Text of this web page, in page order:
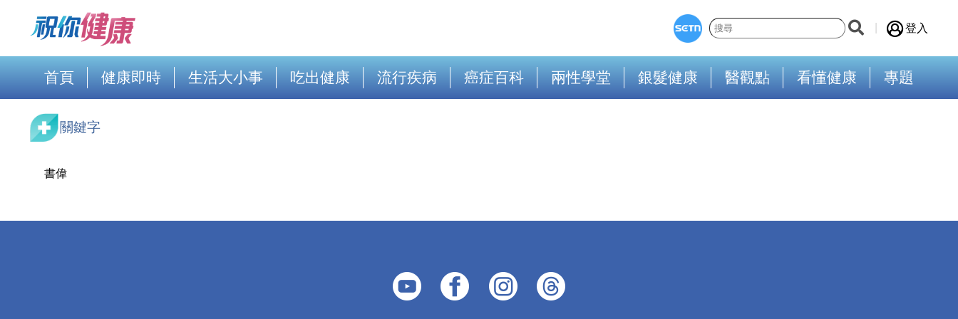
登入
首頁 健康即時 生活大小事 吃出健康 流行疾病 癌症百科 兩性學堂 銀髮健康 醫觀點 看懂健康 專題
關鍵字
書偉